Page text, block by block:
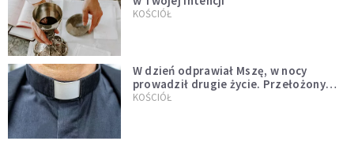
KOŚCIÓŁ
W dzień odprawiał Mszę, w nocy
prowadził drugie życie. Przełożony
kazał mu opuścić zakon
KOŚCIÓŁ